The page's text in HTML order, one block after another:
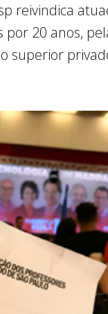
reivindica
por 20 anos,
superior